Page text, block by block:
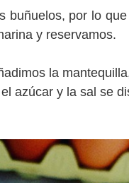
buñuelos, por lo
y reservamos.
la
azúcar y la sal se